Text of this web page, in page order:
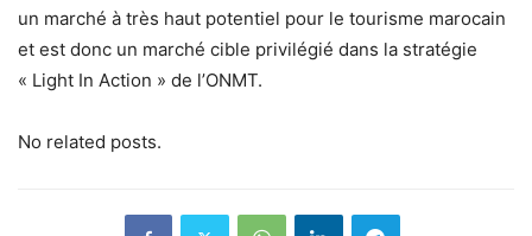
un marché à très haut potentiel pour le tourisme marocain
et est donc un marché cible privilégié dans la stratégie
« Light In Action » de l’ONMT.
No related posts.